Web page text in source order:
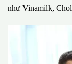
như Vinamilk,